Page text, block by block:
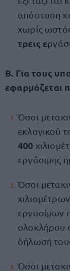
απόσταση
χωρίς
τρεις ε
Β. Για τους
εφαρμόζεται
Όσοι
εκλογικού
400
εργάσιμης
Όσοι
εργασίμων
ολοκλήρου
δήλωσή
Όσοι